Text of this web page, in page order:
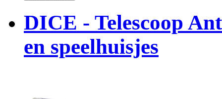
DICE - Telescoop
en speelhuisjes